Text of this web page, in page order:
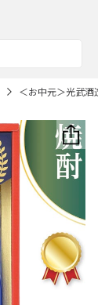
＜お中元＞光武